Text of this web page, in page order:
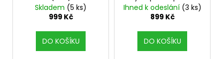
Skladem (5 ks)
999 Kč
DO KOŠÍKU
Mod
Ihned k odeslání (3 ks)
899 Kč
DO KOŠÍKU